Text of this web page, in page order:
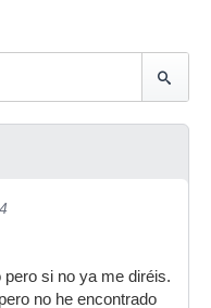
si no ya me diréis.
no he encontrado